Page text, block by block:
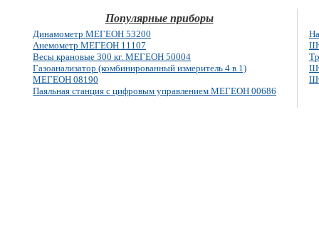
Популярные приборы
Динамометр МЕГЕОН 53200
Анемометр МЕГЕОН 11107
Весы крановые 300 кг. МЕГЕОН 50004
Газоанализатор (комбинированный измеритель 4 в 1)
МЕГЕОН 08190
Паяльная станция с цифровым управлением МЕГЕОН 00686